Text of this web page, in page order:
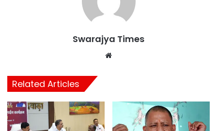
Swarajya Times
Related Articles